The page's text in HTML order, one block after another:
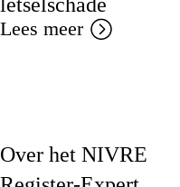
Lees meer
Over het NIVRE